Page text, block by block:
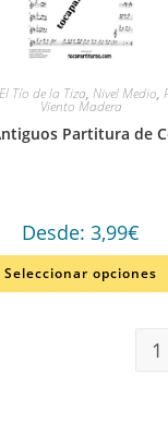
El Tío de la Tiza, Nivel Medio,
Viento Madera
Partitura de
Desde: 3,99€
Seleccionar opciones
1